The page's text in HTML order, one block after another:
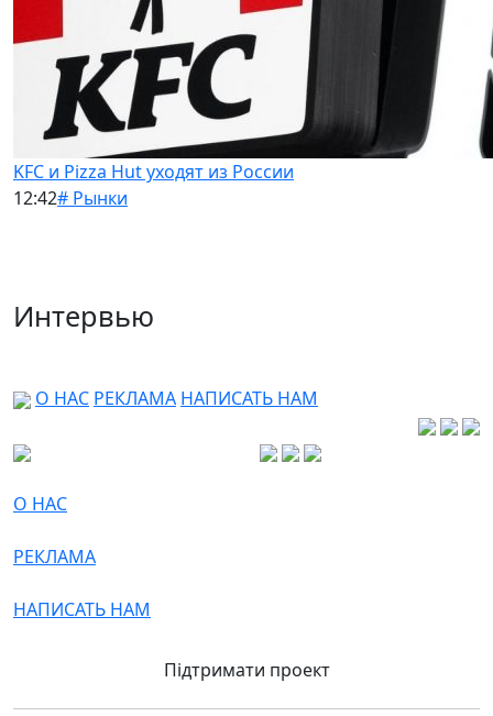
KFC и Pizza Hut уходят из России
12:42# Рынки
Интервью
О НАС РЕКЛАМА НАПИСАТЬ НАМ
О НАС
РЕКЛАМА
НАПИСАТЬ НАМ
Підтримати проект